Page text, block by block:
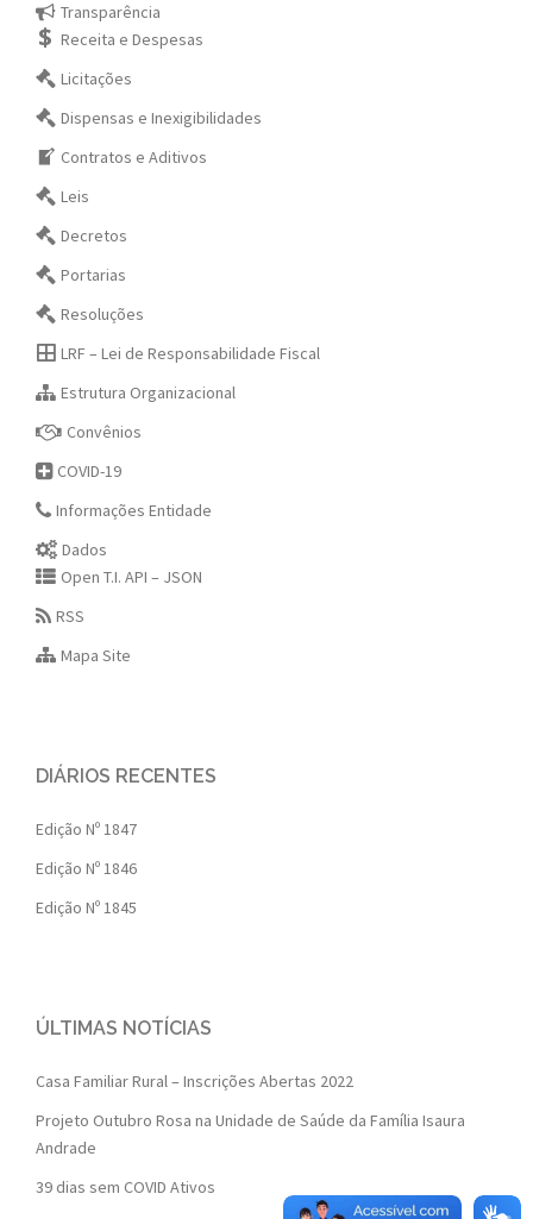
Transparência
Receita e Despesas
Licitações
Dispensas e Inexigibilidades
Contratos e Aditivos
Leis
Decretos
Portarias
Resoluções
LRF – Lei de Responsabilidade Fiscal
Estrutura Organizacional
Convênios
COVID-19
Informações Entidade
Dados
Open T.I. API – JSON
RSS
Mapa Site
DIÁRIOS RECENTES
Edição Nº 1847
Edição Nº 1846
Edição Nº 1845
ÚLTIMAS NOTÍCIAS
Casa Familiar Rural – Inscrições Abertas 2022
Projeto Outubro Rosa na Unidade de Saúde da Família Isaura
Andrade
39 dias sem COVID Ativos